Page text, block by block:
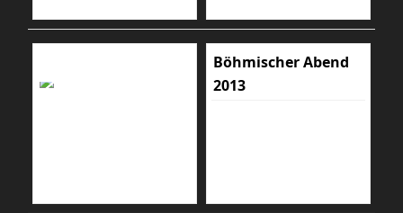
Böhmischer Abend
2013